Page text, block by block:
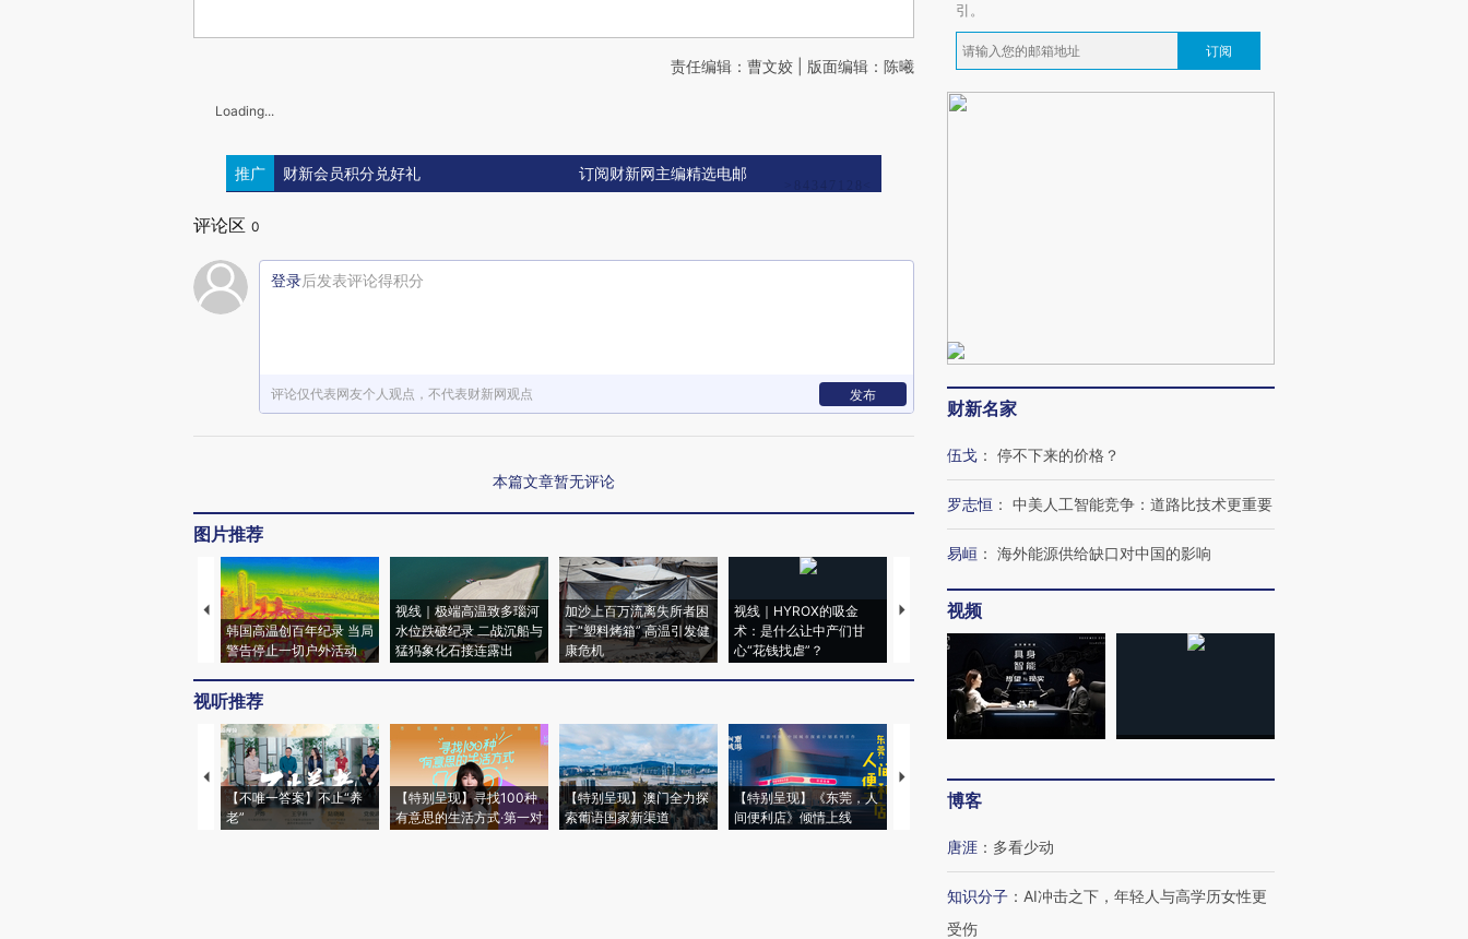
责任编辑：曹文姣 | 版面编辑：陈曦
Loading...
推广 财新会员积分兑好礼 订阅财新网主编精选电邮
评论区 0
登录后发表评论得积分
评论仅代表网友个人观点，不代表财新网观点 发布
本篇文章暂无评论
图片推荐
韩国高温创百年纪录 当局
警告停止一切户外活动
视线｜极端高温致多瑙河
水位跌破纪录 二战沉船与
猛犸象化石接连露出
加沙上百万流离失所者困
于“塑料烤箱” 高温引发健
康危机
视线｜HYROX的吸金
术：是什么让中产们甘
心“花钱找虐”？
马航飞行员跨国走私7万
粒摇头丸 尿检体内含3种
度Z世代 用街头抗争将教
育部长拱下台
机”？难民潮撕裂西班牙
视听推荐
【不唯一答案】不止“养
老”
【特别呈现】寻找100种
有意思的生活方式·第一对
【特别呈现】澳门全力探
索葡语国家新渠道
【特别呈现】《东莞，人
间便利店》倾情上线
【推广】走进第四届链博
会，让数智科技“链”接产
【商旅对话】华住集团
引。
订阅
财新名家
伍戈 ： 停不下来的价格？
罗志恒 ： 中美人工智能竞争：道路比技术更重要
易峘 ： 海外能源供给缺口对中国的影响
视频
博客
唐涯 ： 多看少动
知识分子 ： AI冲击之下，年轻人与高学历女性更
受伤